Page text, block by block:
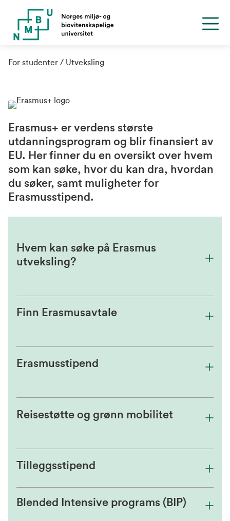
For studenter Utveksling
Erasmus+ er verdens største
utdanningsprogram og blir finansiert av
EU. Her finner du en oversikt over hvem
som kan søke, hvor du kan dra, hvordan
du søker, samt muligheter for
Erasmusstipend.
Hvem kan søke på Erasmus
utveksling?
Finn Erasmusavtale
Erasmusstipend
Reisestøtte og grønn mobilitet
Tilleggsstipend
Blended Intensive programs (BIP)